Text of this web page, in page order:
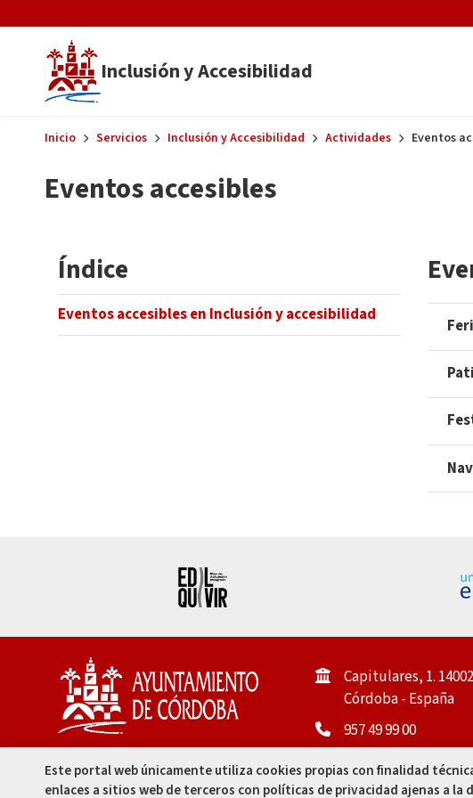
Inclusión y Accesibilidad
Inicio Servicios Inclusión y Accesibilidad Actividades Eventos
Eventos accesibles
Índice
Eventos accesibles en Inclusión y accesibilidad
Capitulares, 1. 14002
Córdoba - España
957 49 99 00
957 47 80 50
Este portal web únicamente utiliza cookies propias con finalidad
enlaces a sitios web de terceros con políticas de privacidad ajenas a la